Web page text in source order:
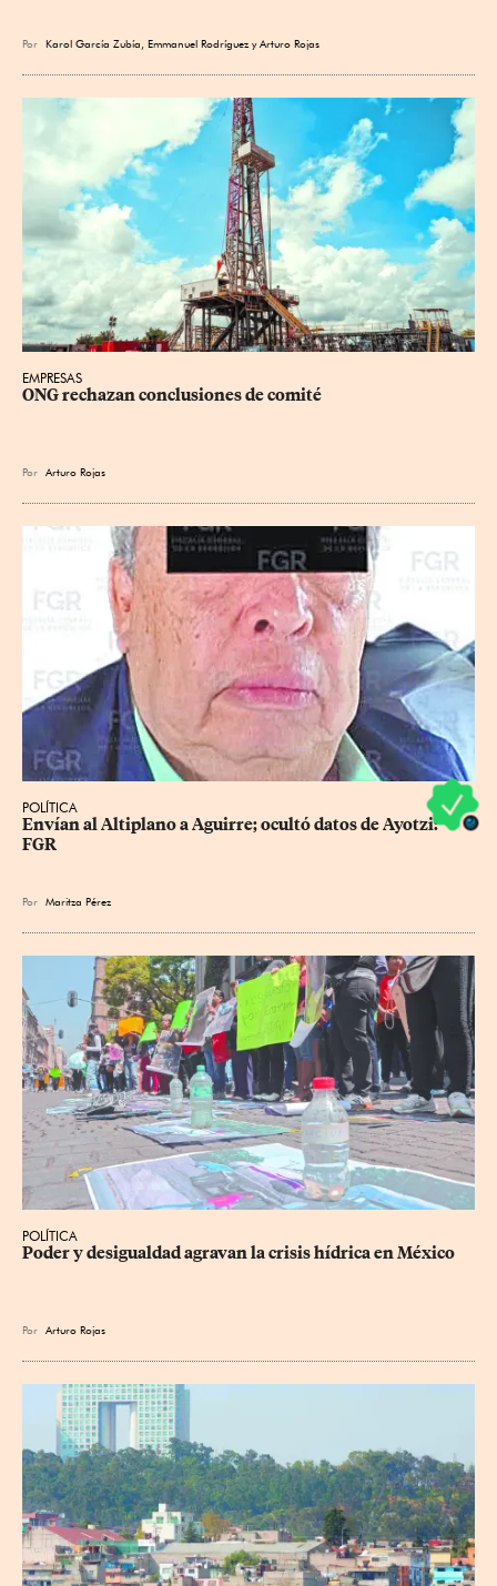
Por Karol García Zubía Emmanuel Rodríguez yArturo Rojas
EMPRESAS
ONG rechazan conclusiones de comité
Por Arturo Rojas
POLÍTICA
Envían al Altiplano a Aguirre; ocultó datos de Ayotzi:
FGR
Por Maritza Pérez
POLÍTICA
Poder y desigualdad agravan la crisis hídrica en México
Por Arturo Rojas